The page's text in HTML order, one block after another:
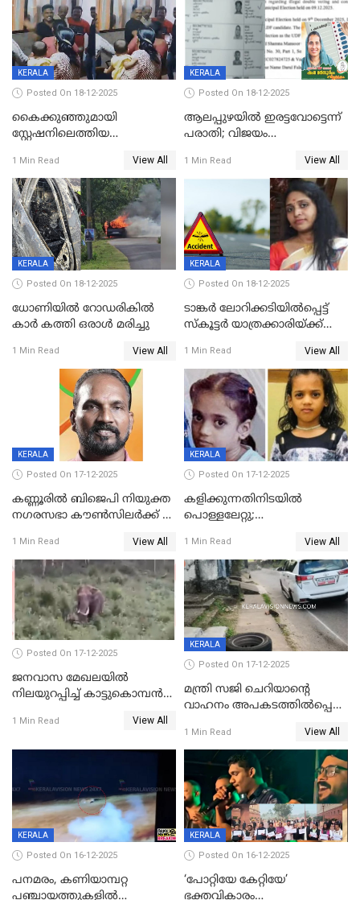
KERALA
Posted On 18-12-2025
കൈക്കുഞ്ഞുമായി
സ്റ്റേഷനിലെത്തിയ
കരണത്തടിച്ചു; CC ടിവി
ദൃശ്യങ്ങൾ പുറത്ത്
1 Min Read View All
KERALA
Posted On 18-12-2025
ആലപ്പുഴയിൽ ഇരട്ടവോട്ടെന്ന്
പരാതി; വിജയം
വാർഡിലെ എൽഡിഎഫ്
സ്ഥാനാർത്ഥി
1 Min Read View All
KERALA
Posted On 18-12-2025
ധോണിയിൽ റോഡരികിൽ
കാർ കത്തി ഒരാൾ മരിച്ചു
1 Min Read View All
KERALA
Posted On 18-12-2025
ടാങ്കർ ലോറിക്കടിയിൽപ്പെട്ട്
സ്കൂട്ടർ യാത്രക്കാരിയ്ക്ക്
കണ്ടോത്ത് ദേശീയ പാതയിൽ
1 Min Read View All
KERALA
Posted On 17-12-2025
കണ്ണൂരിൽ ബിജെപി നിയുക്ത
നഗരസഭാ കൗൺസിലർക്ക് 36
1 Min Read View All
KERALA
Posted On 17-12-2025
കളിക്കുന്നതിനിടയിൽ
പൊള്ളലേറ്റു;
ക്ലാസ് വിദ്യാർത്ഥിനി മരിച്ചു
1 Min Read View All
Posted On 17-12-2025
ജനവാസ മേഖലയില്‍
നിലയുറപ്പിച്ച് കാട്ടുകൊമ്പന്‍
1 Min Read View All
KERALA
Posted On 17-12-2025
മന്ത്രി സജി ചെറിയാന്റെ
വാഹനം അപകടത്തിൽപ്പെട്ടു;
രക്ഷപ്പെട്ടത് തലനാരിടയ്ക്ക്
1 Min Read View All
KERALA
Posted On 16-12-2025
പനമരം, കണിയാമ്പറ്റ
പഞ്ചായത്തുകളിൽ
KERALA
Posted On 16-12-2025
‘പോറ്റിയേ കേറ്റിയേ’
ഭക്തവികാരം